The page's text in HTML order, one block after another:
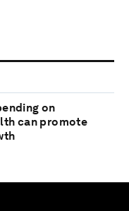
on
can promote